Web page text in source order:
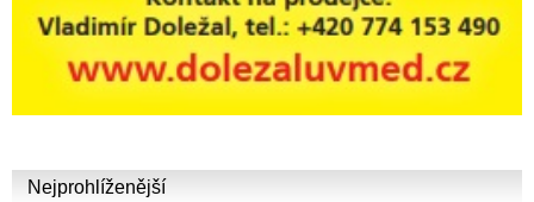
Nejprohlíženější